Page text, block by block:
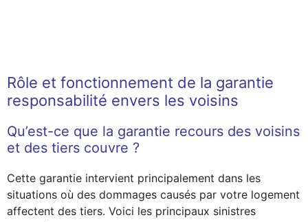
Rôle et fonctionnement de la garantie
responsabilité envers les voisins
Qu’est-ce que la garantie recours des voisins
et des tiers couvre ?
Cette garantie intervient principalement dans les
situations où des dommages causés par votre logement
affectent des tiers. Voici les principaux sinistres